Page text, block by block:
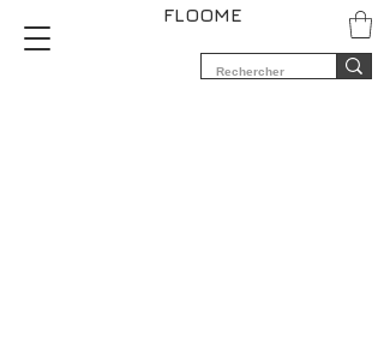
FLOOME